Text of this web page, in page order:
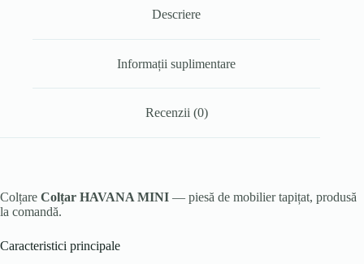
Descriere
Informații suplimentare
Recenzii (0)
Colțare Colțar HAVANA MINI — piesă de mobilier tapițat, produsă
la comandă.
Caracteristici principale